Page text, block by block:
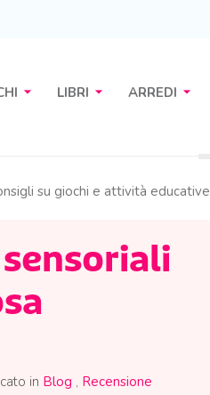
arrow_drop_down LIBRI arrow_drop_down ARREDI arrow_drop_down
su giochi e attività educative
in Blog , Recensione